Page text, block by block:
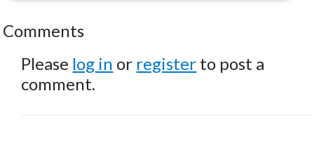
Comments
Please log in or register to post a
comment.